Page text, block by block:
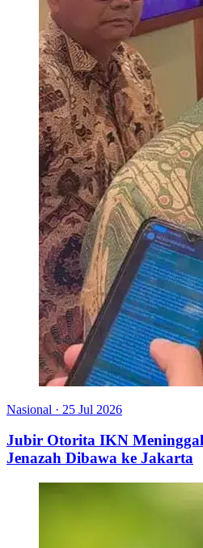
Nasional · 25 Jul 2026
Jubir Otorita IKN
Jenazah Dibawa ke Jakarta